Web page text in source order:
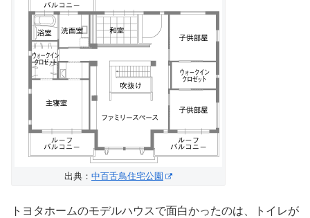
出典： 中百舌鳥住宅公園
トヨタホームのモデルハウスで面白かったのは、トイレが